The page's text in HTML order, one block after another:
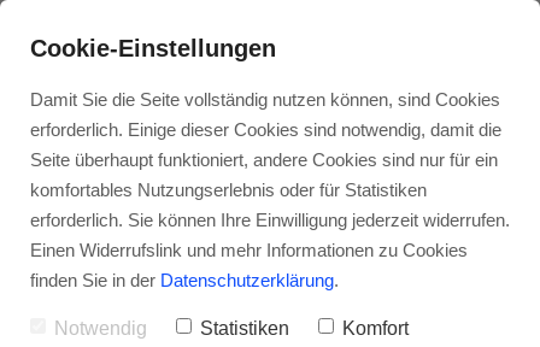
Cookie-Einstellungen
Damit Sie die Seite vollständig nutzen können, sind Cookies
erforderlich. Einige dieser Cookies sind notwendig, damit die
Seite überhaupt funktioniert, andere Cookies sind nur für ein
komfortables Nutzungserlebnis oder für Statistiken
erforderlich. Sie können Ihre Einwilligung jederzeit widerrufen.
Einen Widerrufslink und mehr Informationen zu Cookies
finden Sie in der Datenschutzerklärung.
Notwendig Statistiken
Komfort